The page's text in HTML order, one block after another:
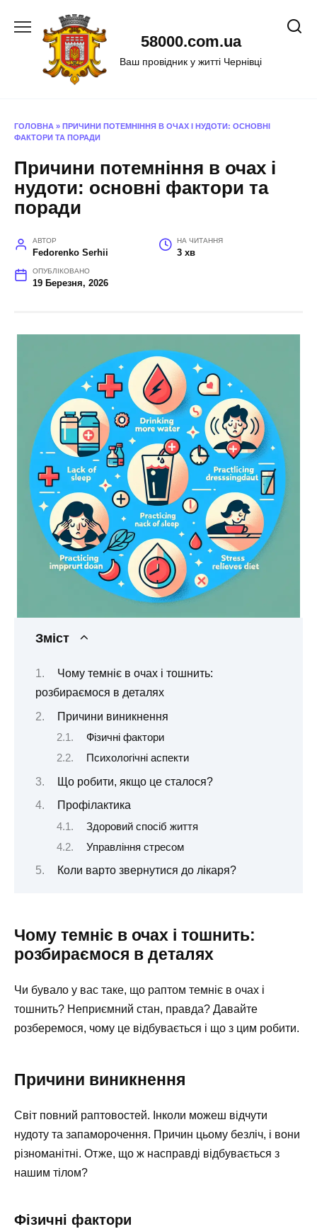
58000.com.ua
Ваш провідник у житті Чернівці
ГОЛОВНА » ПРИЧИНИ ПОТЕМНІННЯ В ОЧАХ І НУДОТИ: ОСНОВНІ
ФАКТОРИ ТА ПОРАДИ
Причини потемніння в очах і
нудоти: основні фактори та
поради
АВТОР
Fedorenko Serhii
НА ЧИТАННЯ
3 хв
ОПУБЛІКОВАНО
19 Березня, 2026
Зміст
Чому темніє в очах і тошнить:
розбираємося в деталях
Причини виникнення
Фізичні фактори
Психологічні аспекти
Що робити, якщо це сталося?
Профілактика
Здоровий спосіб життя
Управління стресом
Коли варто звернутися до лікаря?
Чому темніє в очах і тошнить:
розбираємося в деталях
Чи бувало у вас таке, що раптом темніє в очах і
тошнить? Неприємний стан, правда? Давайте
розберемося, чому це відбувається і що з цим робити.
Причини виникнення
Світ повний раптовостей. Інколи можеш відчути
нудоту та запаморочення. Причин цьому безліч, і вони
різноманітні. Отже, що ж насправді відбувається з
нашим тілом?
Фізичні фактори